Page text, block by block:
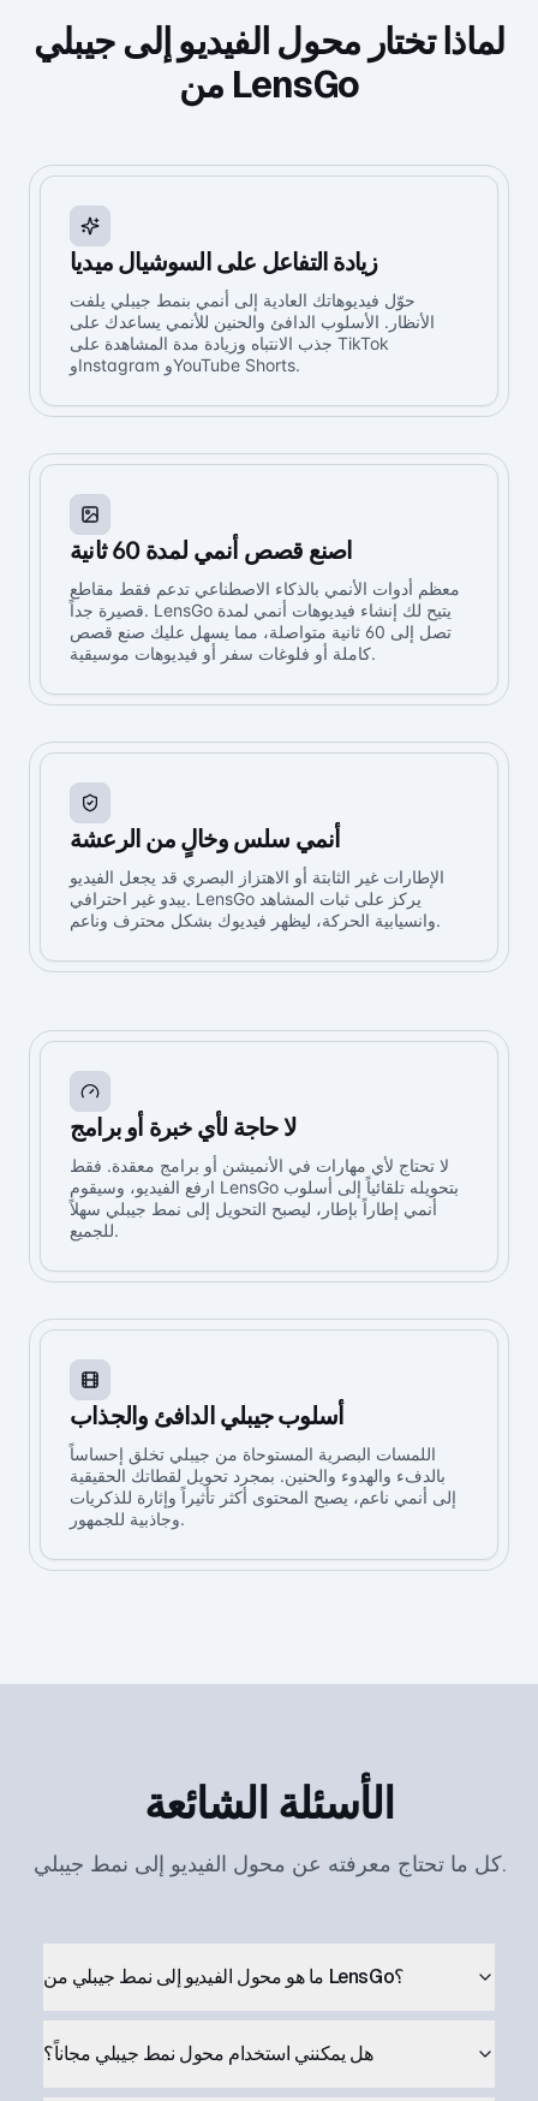
لماذا تختار محول الفيديو إلى جيبلي
من LensGo
زيادة التفاعل على السوشيال ميديا
حوّل فيديوهاتك العادية إلى أنمي بنمط جيبلي يلفت
الأنظار. الأسلوب الدافئ والحنين للأنمي يساعدك على
جذب الانتباه وزيادة مدة المشاهدة على TikTok
وInstagram وYouTube Shorts.
اصنع قصص أنمي لمدة 60 ثانية
معظم أدوات الأنمي بالذكاء الاصطناعي تدعم فقط مقاطع
قصيرة جداً. LensGo يتيح لك إنشاء فيديوهات أنمي لمدة
تصل إلى 60 ثانية متواصلة، مما يسهل عليك صنع قصص
كاملة أو فلوغات سفر أو فيديوهات موسيقية.
أنمي سلس وخالٍ من الرعشة
الإطارات غير الثابتة أو الاهتزاز البصري قد يجعل الفيديو
يبدو غير احترافي. LensGo يركز على ثبات المشاهد
وانسيابية الحركة، ليظهر فيديوك بشكل محترف وناعم.
لا حاجة لأي خبرة أو برامج
لا تحتاج لأي مهارات في الأنميشن أو برامج معقدة. فقط
ارفع الفيديو، وسيقوم LensGo بتحويله تلقائياً إلى أسلوب
أنمي إطاراً بإطار، ليصبح التحويل إلى نمط جيبلي سهلاً
للجميع.
أسلوب جيبلي الدافئ والجذاب
اللمسات البصرية المستوحاة من جيبلي تخلق إحساساً
بالدفء والهدوء والحنين. بمجرد تحويل لقطاتك الحقيقية
إلى أنمي ناعم، يصبح المحتوى أكثر تأثيراً وإثارة للذكريات
وجاذبية للجمهور.
الأسئلة الشائعة
كل ما تحتاج معرفته عن محول الفيديو إلى نمط جيبلي.
ما هو محول الفيديو إلى نمط جيبلي من LensGo؟
هل يمكنني استخدام محول نمط جيبلي مجاناً؟